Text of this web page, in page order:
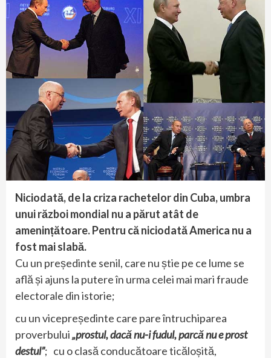
Niciodată, de la criza rachetelor din Cuba, umbra
unui război mondial nu a părut atât de
amenințătoare. Pentru că niciodată America nu a
fost mai slabă.
Cu un președinte senil, care nu știe pe ce lume se
află și ajuns la putere în urma celei mai mari fraude
electorale din istorie;
cu un vicepreședinte care pare întruchiparea
proverbului„prostul, dacă nu-i fudul, parcă nu e prost
destul”; cu o clasă conducătoare ticăloșită,